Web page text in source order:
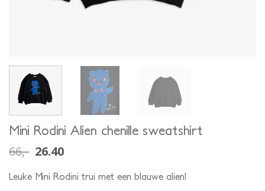
Mini Rodini Alien chenille sweatshirt
66,- 26.40
Leuke Mini Rodini trui met een blauwe alien!